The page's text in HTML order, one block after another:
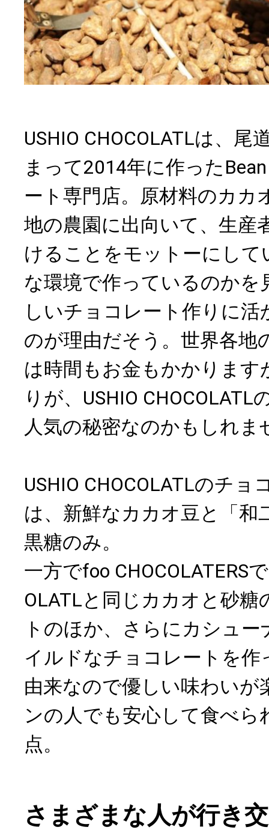
USHIO CHOCOLATLは、尾
まって2014年に作った
ート専門店。原材料のカカ
地の農園に出向いて、生産
けることをモットーにし
な環境で作っているのかを
しいチョコレート作りに
のが理由だそう。世界各地
は時間もお金もかかります
りが、USHIO
人気の秘密なのかもしれま
USHIO CHOCOLATLのチョ
は、新鮮なカカオ豆と「和
黒糖のみ。
一方でfoo CHOCOLATERS
OLATLと同じカカオと砂
トのほか、さらにカシュ
イルドなチョコレートを作
由来なので優しい味わいが
ンの人でも安心して食べら
点。
さまざまな人が行き